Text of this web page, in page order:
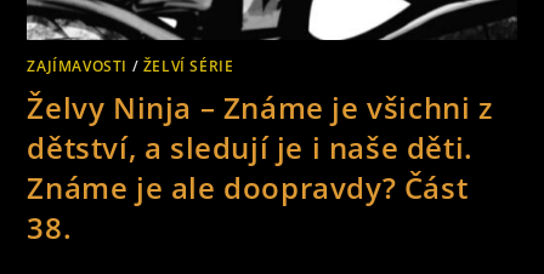
ZAJÍMAVOSTI / ŽELVÍ SÉRIE
Želvy Ninja – Známe je všichni z
dětství, a sledují je i naše děti.
Známe je ale doopravdy? Část
38.